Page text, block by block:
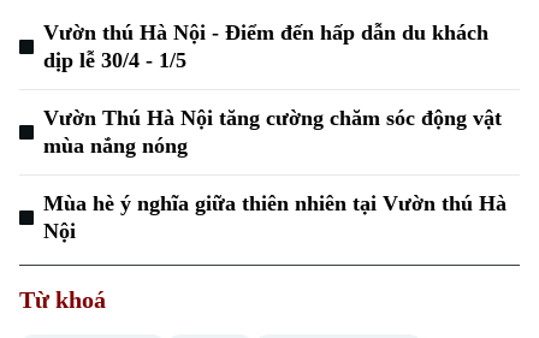
Vườn thú Hà Nội - Điểm đến hấp dẫn du khách
dịp lễ 30/4 - 1/5
Vườn Thú Hà Nội tăng cường chăm sóc động vật
mùa nắng nóng
Mùa hè ý nghĩa giữa thiên nhiên tại Vườn thú Hà
Nội
Từ khoá